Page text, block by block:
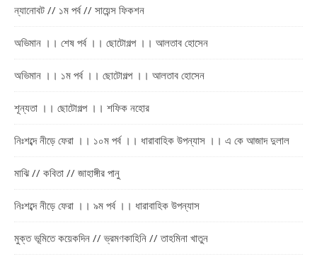
ন্যানোবট // ১ম পর্ব // সায়েন্স ফিকশন
অভিমান ।। শেষ পর্ব ।। ছোটোগল্প ।। আলতাব হোসেন
অভিমান ।। ১ম পর্ব ।। ছোটোগল্প ।। আলতাব হোসেন
শূন্যতা ।। ছোটোগল্প ।। শফিক নহোর
নিঃশব্দে নীড়ে ফেরা ।। ১০ম পর্ব ।। ধারাবাহিক উপন্যাস ।। এ কে আজাদ দুলাল
মাঝি // কবিতা // জাহাঙ্গীর পানু
নিঃশব্দে নীড়ে ফেরা ।। ৯ম পর্ব ।। ধারাবাহিক উপন্যাস
মুক্ত ভূমিতে কয়েকদিন // ভ্রমণকাহিনি // তাহমিনা খাতুন